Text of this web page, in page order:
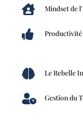
 Mindset de

 Le Rebelle
 Gestion du